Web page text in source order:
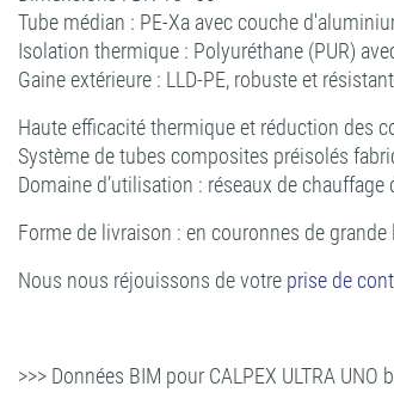
Tube médian : PE-Xa avec couche
Isolation thermique : Polyuréthane (PUR)
Gaine extérieure : LLD-PE, robuste et
Haute efficacité thermique et réduction des
Système de tubes composites préisolés
Domaine d’utilisation : réseaux de
Forme de livraison : en couronnes de
Nous nous réjouissons de votre prise de
>>> Données BIM pour CALPEX ULTRA